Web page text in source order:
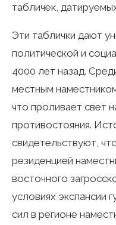
табличек,
Эти таблички дают
политической и
4000 лет назад.
местным
что проливает свет
противостояния.
свидетельствуют,
резиденцией
восточного
условиях экспансии
сил в регионе